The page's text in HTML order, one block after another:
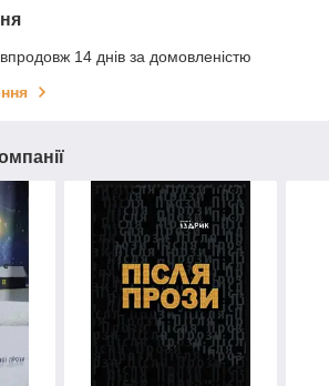
14 днів за домовленістю